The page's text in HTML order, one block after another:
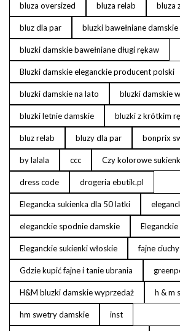
bluza oversized bluza relab bluza
bluz dla par bluzki bawełniane damskie
bluzki damskie bawełniane długi rękaw
Bluzki damskie eleganckie producent polski
bluzki damskie na lato bluzki damskie
bluzki letnie damskie bluzki z krótkim
bluz relab bluzy dla par bonprix
by lalala ccc Czy kolorowe
dress code drogeria ebutik.pl
Elegancka sukienka dla 50 latki
eleganckie spodnie damskie
Eleganckie sukienki włoskie fajne ciuchy
Gdzie kupić fajne i tanie ubrania
H&M bluzki damskie wyprzedaż h & m
hm swetry damskie inst